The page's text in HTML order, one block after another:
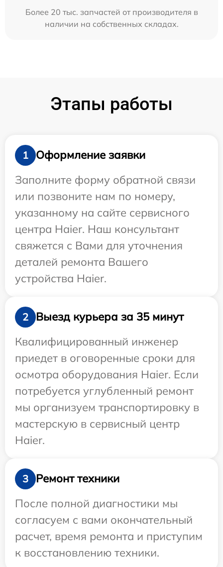
Более 20 тыс. запчастей от производителя в
наличии на собственных складах.
Этапы работы
1
Оформление заявки
Заполните форму обратной связи
или позвоните нам по номеру,
указанному на сайте сервисного
центра Haier. Наш консультант
свяжется с Вами для уточнения
деталей ремонта Вашего
устройства Haier.
2
Выезд курьера за 35 минут
Квалифицированный инженер
приедет в оговоренные сроки для
осмотра оборудования Haier. Если
потребуется углубленный ремонт
мы организуем транспортировку в
мастерскую в сервисный центр
Haier.
3
Ремонт техники
После полной диагностики мы
согласуем с вами окончательный
расчет, время ремонта и приступим
к восстановлению техники.